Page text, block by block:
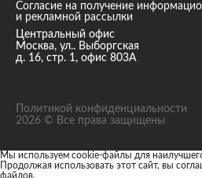
Согласие на получение
и рекламной рассылки
Центральный офис
Москва, ул.. Выборгская
д. 16, стр. 1, офис 803А
Политикой конфиденциальности
2026 © Все права защищены
Мы используем cookie-файлы для
Продолжая использовать этот сайт, вы
файлов.